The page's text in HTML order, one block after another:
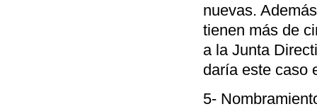
nuevas.
tienen más de
a la Junta
daría este caso
5-